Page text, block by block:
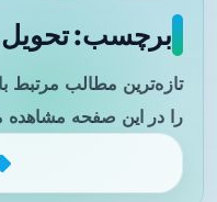
برچسب: تحویل
تازه‌ترین مطالب مرتبط
را در این صفحه مشاهده